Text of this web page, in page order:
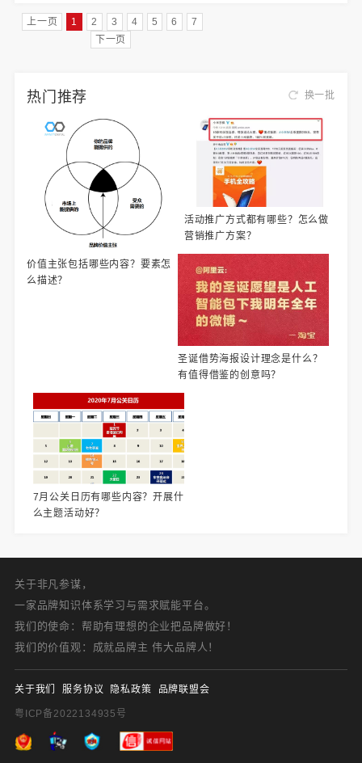
那么，新媒体标题的写作技巧有哪些？
又该如何让标题更吸引人呢？
上一页 1 2 3 4 5 6
7
下一页
热门推荐 换一批
价值主张包括哪些内容？要素怎
么描述？
活动推广方式都有哪些？怎么做
营销推广方案？
圣诞借势海报设计理念是什么？
有值得借鉴的创意吗？
7月公关日历有哪些内容？开展什
么主题活动好？
关于非凡参谋，
一家品牌知识体系学习与需求赋能平台。
我们的使命：帮助有理想的企业把品牌做好！
我们的价值观：成就品牌主 伟大品牌人！
关于我们 服务协议 隐私政策 品牌联盟会
粤ICP备2022134935号